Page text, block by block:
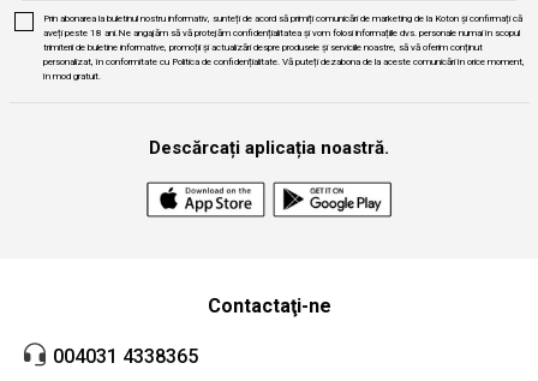
Prin abonarea la buletinul nostru informativ, sunteți de acord să primiți comunicări de marketing de la Koton și confirmați că
aveți peste 18 ani.Ne angajăm să vă protejăm confidențialitatea și vom folosi informațiile dvs. personale numai în scopul
trimiterii de buletine informative, promoții și actualizări despre produsele și serviciile noastre, să vă oferim conținut
personalizat, în conformitate cu Politica de confidențialitate. Vă puteți dezabona de la aceste comunicări în orice moment,
în mod gratuit.
Descărcați aplicația noastră.
Contactaţi-ne
004031 4338365